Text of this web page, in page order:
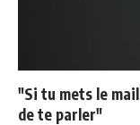
"Si tu mets le
de te parler"